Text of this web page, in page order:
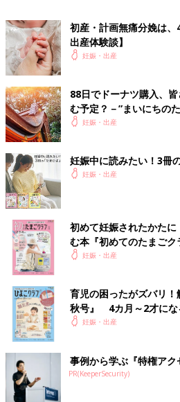
挑戦していこうと思っています。
■関連：賛否両論！ 出産シーンのビ
※この記事は個人の体験記です。記事
す。
希望しない立ち会い
覚悟を決めた結果…
初産・計画無痛分娩は
出産体験談】
妊娠・出産
88日でドーナツ購入、
む予定？－”まいにちの
妊娠・出産
妊娠中に読みたい！3冊
妊娠・出産
初めて妊娠されたかた
む本『初めてのたまごク
妊娠・出産
育児の困ったがズバリ
秋号』 4カ月～2才にな
いっぱい！
妊娠・出産
事例から学ぶ『特権アク
PR(KeeperSecurity)